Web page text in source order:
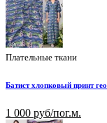
Плательные ткани
Батист хлопковый принт
1 000 руб/пог.м.